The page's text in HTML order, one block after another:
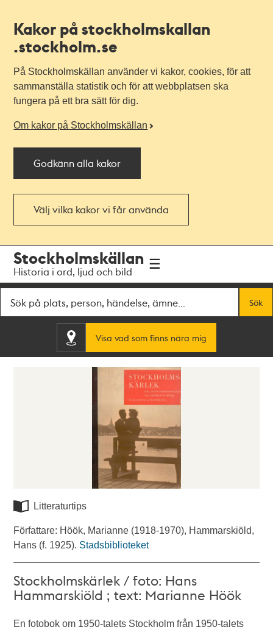
Kakor på stockholmskallan
.stockholm.se
På Stockholmskällan använder vi kakor, cookies, för att
sammanställa statistik och för att webbplatsen ska
fungera på ett bra sätt för dig.
Om kakor på Stockholmskällan
Godkänn alla kakor
Välj vilka kakor vi får använda
navigationen
huvudinnehållet
Stockholmskällan
Historia i ord, ljud och bild
Sök
Visa vad som finns nära mig
Litteraturtips
Författare: Höök, Marianne (1918-1970), Hammarskiöld,
Hans (f. 1925). Stadsbiblioteket
Stockholmskärlek / foto: Hans
Hammarskiöld ; text: Marianne Höök
En fotobok om 1950-talets Stockholm från 1950-talets